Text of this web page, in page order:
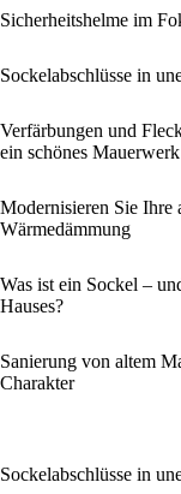
Sicherheitshelme im
Sockelabschlüsse in
Verfärbungen und
ein schönes Mauerwerk
Modernisieren Sie Ihre
Wärmedämmung
Was ist ein Sockel –
Hauses?
Sanierung von altem
Charakter
Sockelabschlüsse in